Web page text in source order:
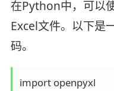
在Python中，可以
Excel文件。以下是
码。
import openpyxl